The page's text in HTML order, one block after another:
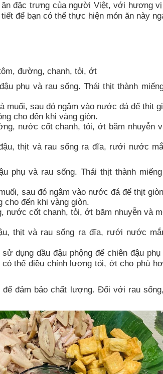
đặc trưng của người Việt, với hương
để bạn có thể thực hiện món ăn này
đường, chanh, tỏi, ớt
phụ và rau sống. Thái thịt thành
muối, sau đó ngâm vào nước đá để thịt
cho đến khi vàng giòn.
nước cốt chanh, tỏi, ớt băm nhuyễn
thịt và rau sống ra đĩa, rưới nước
phụ và rau sống. Thái thịt thành
sau đó ngâm vào nước đá để thịt
cho đến khi vàng giòn.
nước cốt chanh, tỏi, ớt băm nhuyễn và
thịt và rau sống ra đĩa, rưới nước
dụng dầu đậu phộng để chiên đậu
thể điều chỉnh lượng tỏi, ớt cho phù
đảm bảo chất lượng. Đối với rau